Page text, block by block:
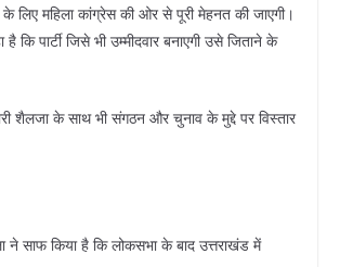
के लिए महिला कांग्रेस की ओर से पूरी मेहनत की जाएगी।
कि पार्टी जिसे भी उम्मीदवार बनाएगी उसे जिताने के
शैलजा के साथ भी संगठन और चुनाव के मुद्दे पर विस्तार
ने साफ किया है कि लोकसभा के बाद उत्तराखंड में